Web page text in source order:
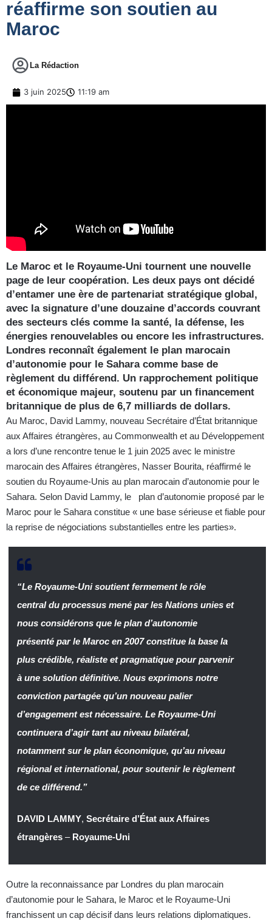
réaffirme son soutien au
Maroc
La Rédaction
3 juin 2025 11:19 am
Le Maroc et le Royaume-Uni tournent une nouvelle
page de leur coopération. Les deux pays ont décidé
d’entamer une ère de partenariat stratégique global,
avec la signature d’une douzaine d’accords couvrant
des secteurs clés comme la santé, la défense, les
énergies renouvelables ou encore les infrastructures.
Londres reconnaît également le plan marocain
d’autonomie pour le Sahara comme base de
règlement du différend. Un rapprochement politique
et économique majeur, soutenu par un financement
britannique de plus de 6,7 milliards de dollars.
Au Maroc, David Lammy, nouveau Secrétaire d’État britannique
aux Affaires étrangères, au Commonwealth et au Développement
a lors d’une rencontre tenue le 1 juin 2025 avec le ministre
marocain des Affaires étrangères, Nasser Bourita, réaffirmé le
soutien du Royaume-Unis au plan marocain d’autonomie pour le
Sahara. Selon David Lammy, le plan d’autonomie proposé par le
Maroc pour le Sahara constitue « une base sérieuse et fiable pour
la reprise de négociations substantielles entre les parties».
“Le Royaume-Uni soutient fermement le rôle
central du processus mené par les Nations unies et
nous considérons que le plan d’autonomie
présenté par le Maroc en 2007 constitue la base la
plus crédible, réaliste et pragmatique pour parvenir
à une solution définitive. Nous exprimons notre
conviction partagée qu’un nouveau palier
d’engagement est nécessaire. Le Royaume-Uni
continuera d’agir tant au niveau bilatéral,
notamment sur le plan économique, qu’au niveau
régional et international, pour soutenir le règlement
de ce différend.”
DAVID LAMMY, Secrétaire d’État aux Affaires
étrangères– Royaume-Uni
Outre la reconnaissance par Londres du plan marocain
d’autonomie pour le Sahara, le Maroc et le Royaume-Uni
franchissent un cap décisif dans leurs relations diplomatiques.